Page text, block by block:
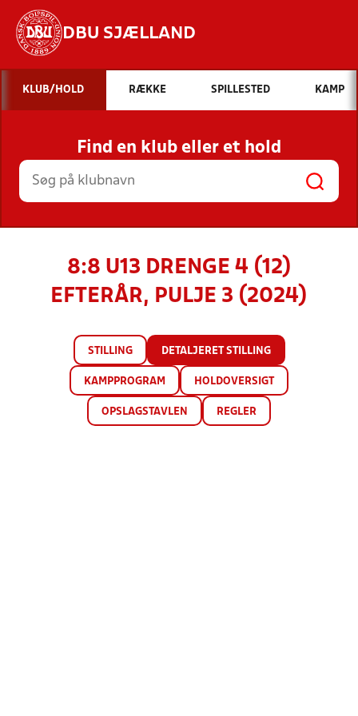
DBU SJÆLLAND
Hvad vil du søge efter?
INDHOLD OG NYHEDER
STILLINGER, RESULTATER, KLUBBER OG
HOLD
KLUB/HOLD RÆKKE SPILLESTED KAMP
Find en klub eller et hold
8:8 U13 DRENGE 4 (12)
EFTERÅR, PULJE 3 (2024)
STILLING DETALJERET STILLING
KAMPPROGRAM HOLDOVERSIGT
OPSLAGSTAVLEN REGLER